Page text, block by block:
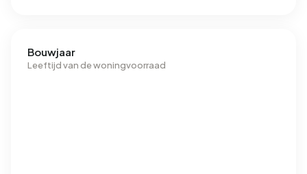
Bouwjaar
Leeftijd van de woningvoorraad